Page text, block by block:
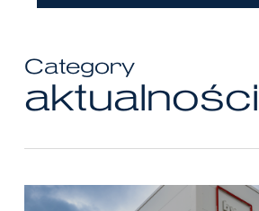
Category
aktualności